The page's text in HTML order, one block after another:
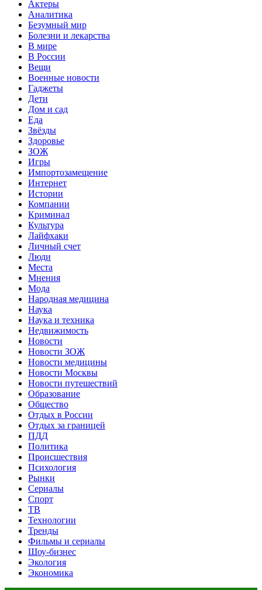
Актеры
Аналитика
Безумный мир
Болезни и лекарства
В мире
В России
Вещи
Военные новости
Гаджеты
Дети
Дом и сад
Еда
Звёзды
Здоровье
ЗОЖ
Игры
Импортозамещение
Интернет
Истории
Компании
Криминал
Культура
Лайфхаки
Личный счет
Люди
Места
Мнения
Мода
Народная медицина
Наука
Наука и техника
Недвижимость
Новости
Новости ЗОЖ
Новости медицины
Новости Москвы
Новости путешествий
Образование
Общество
Отдых в России
Отдых за границей
ПДД
Политика
Происшествия
Психология
Рынки
Сериалы
Спорт
ТВ
Технологии
Тренды
Фильмы и сериалы
Шоу-бизнес
Экология
Экономика